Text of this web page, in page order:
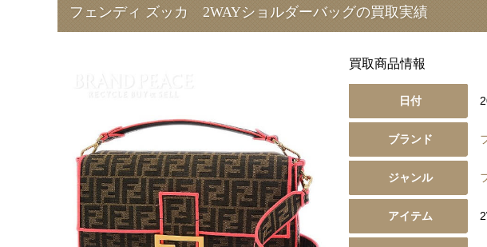
フェンディ ズッカ 2WAYショルダーバッグの買取実績
買取商品情報
日付
ブランド
ジャンル
アイテム